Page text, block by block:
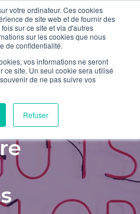
votre ordinateur. Ces cookies
de site web et de fournir des
sur ce site et via d'autres
sur les cookies que nous
de confidentialité.
vos informations ne seront
ce site. Un seul cookie sera utilisé
de ne pas suivre vos
Refuser